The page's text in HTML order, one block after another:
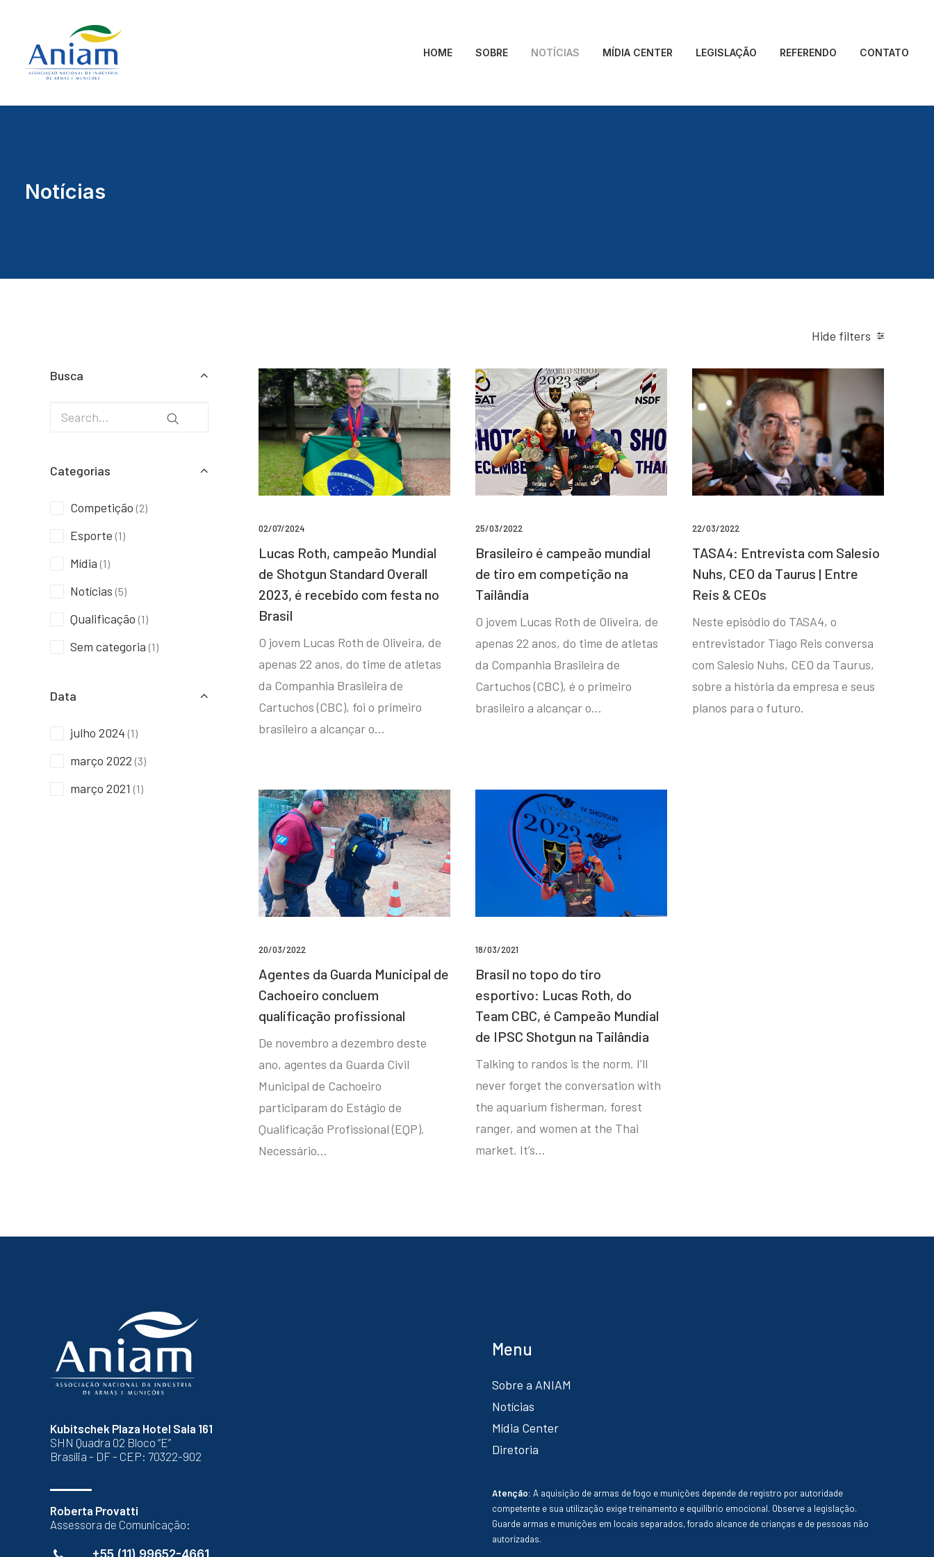
HOME SOBRE NOTÍCIAS MÍDIA CENTER LEGISLAÇÃO REFERENDO CONTATO
Notícias
Hide filters
Busca
Categorias
Competição (2)
Esporte (1)
Mídia (1)
Notícias (5)
Qualificação (1)
Sem categoria (1)
Data
julho 2024 (1)
março 2022 (3)
março 2021 (1)
02/07/2024
Lucas Roth, campeão Mundial
de Shotgun Standard Overall
2023, é recebido com festa no
Brasil
O jovem Lucas Roth de Oliveira, de
apenas 22 anos, do time de atletas
da Companhia Brasileira de
Cartuchos (CBC), foi o primeiro
brasileiro a alcançar o…
25/03/2022
Brasileiro é campeão mundial
de tiro em competição na
Tailândia
O jovem Lucas Roth de Oliveira, de
apenas 22 anos, do time de atletas
da Companhia Brasileira de
Cartuchos (CBC), é o primeiro
brasileiro a alcançar o…
22/03/2022
TASA4: Entrevista com Salesio
Nuhs, CEO da Taurus | Entre
Reis & CEOs
Neste episódio do TASA4, o
entrevistador Tiago Reis conversa
com Salesio Nuhs, CEO da Taurus,
sobre a história da empresa e seus
planos para o futuro.
20/03/2022
Agentes da Guarda Municipal de
Cachoeiro concluem
qualificação profissional
De novembro a dezembro deste
ano, agentes da Guarda Civil
Municipal de Cachoeiro
participaram do Estágio de
Qualificação Profissional (EQP).
Necessário…
18/03/2021
Brasil no topo do tiro
esportivo: Lucas Roth, do
Team CBC, é Campeão Mundial
de IPSC Shotgun na Tailândia
Talking to randos is the norm. I’ll
never forget the conversation with
the aquarium fisherman, forest
ranger, and women at the Thai
market. It’s…
Kubitschek Plaza Hotel Sala 161
SHN Quadra 02 Bloco “E”
Brasília - DF - CEP: 70322-902
Roberta Provatti
Assessora de Comunicação:
+55 (11) 99652-4661
Menu
Sobre a ANIAM
Notícias
Mídia Center
Diretoria
Atenção: A aquisição de armas de fogo e munições depende de registro por autoridade
competente e sua utilização exige treinamento e equilíbrio emocional. Observe a legislação.
Guarde armas e munições em locais separados, forado alcance de crianças e de pessoas não
autorizadas.